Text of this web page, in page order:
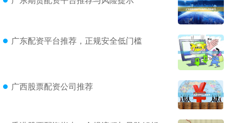
广东配资平台推荐，正规安全低门槛
广西股票配资公司推荐